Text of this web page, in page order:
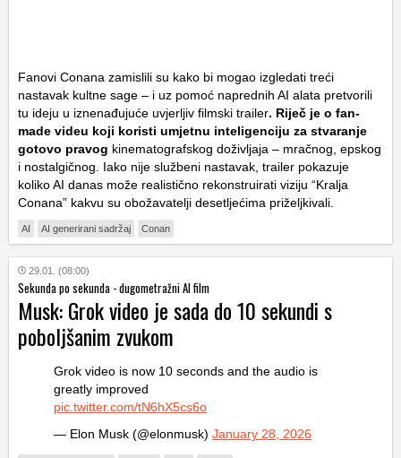
Fanovi Conana zamislili su kako bi mogao izgledati treći
nastavak kultne sage – i uz pomoć naprednih AI alata pretvorili
tu ideju u iznenađujuće uvjerljiv filmski trailer. Riječ je o fan-
made videu koji koristi umjetnu inteligenciju za stvaranje
gotovo pravog kinematografskog doživljaja – mračnog, epskog
i nostalgičnog. Iako nije službeni nastavak, trailer pokazuje
koliko AI danas može realistično rekonstruirati viziju “Kralja
Conana” kakvu su obožavatelji desetljećima priželjkivali.
AI AI generirani sadržaj Conan
29.01. (08:00)
Sekunda po sekunda - dugometražni AI film
Musk: Grok video je sada do 10 sekundi s
poboljšanim zvukom
Grok video is now 10 seconds and the audio is
greatly improved
pic.twitter.com/tN6hX5cs6o
— Elon Musk (@elonmusk) January 28, 2026